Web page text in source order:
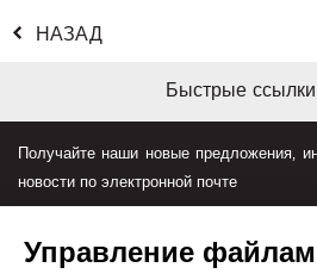
НАЗАД
Быстрые ссылки
Получайте наши новые предложения,
новости по электронной почте
Управление